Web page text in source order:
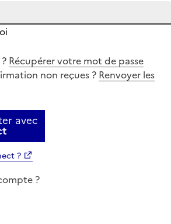
Récupérer votre mot de passe
non reçues ? Renvoyer les
avec
?
?